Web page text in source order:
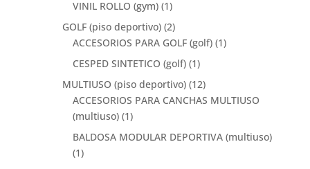
VINIL ROLLO (gym) (1)
GOLF (piso deportivo) (2)
ACCESORIOS PARA GOLF (golf) (1)
CESPED SINTETICO (golf) (1)
MULTIUSO (piso deportivo) (12)
ACCESORIOS PARA CANCHAS MULTIUSO
(multiuso) (1)
BALDOSA MODULAR DEPORTIVA (multiuso)
(1)